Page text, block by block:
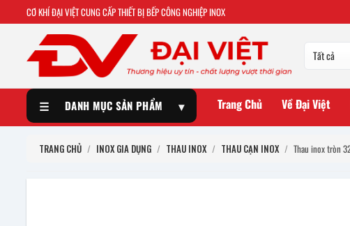
CƠ KHÍ ĐẠI VIỆT CUNG CẤP THIẾT BỊ BẾP CÔNG NGHIỆP INOX
☰ DANH MỤC SẢN PHẨM ▾ Trang Chủ Về Đại Việt
TRANG CHỦ / INOX GIA DỤNG / THAU INOX / THAU CẠN INOX / Thau inox tròn